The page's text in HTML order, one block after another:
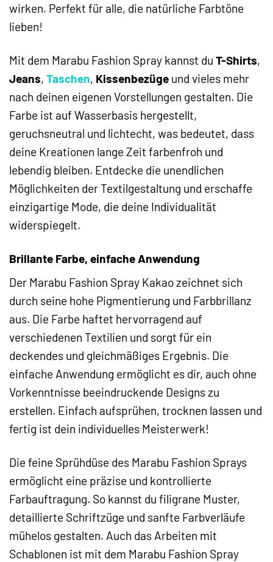
wirken. Perfekt für alle, die natürliche Farbtöne
lieben!
Mit dem Marabu Fashion Spray kannst du T-Shirts,
Jeans, Taschen, Kissenbezüge und vieles mehr
nach deinen eigenen Vorstellungen gestalten. Die
Farbe ist auf Wasserbasis hergestellt,
geruchsneutral und lichtecht, was bedeutet, dass
deine Kreationen lange Zeit farbenfroh und
lebendig bleiben. Entdecke die unendlichen
Möglichkeiten der Textilgestaltung und erschaffe
einzigartige Mode, die deine Individualität
widerspiegelt.
Brillante Farbe, einfache Anwendung
Der Marabu Fashion Spray Kakao zeichnet sich
durch seine hohe Pigmentierung und Farbbrillanz
aus. Die Farbe haftet hervorragend auf
verschiedenen Textilien und sorgt für ein
deckendes und gleichmäßiges Ergebnis. Die
einfache Anwendung ermöglicht es dir, auch ohne
Vorkenntnisse beeindruckende Designs zu
erstellen. Einfach aufsprühen, trocknen lassen und
fertig ist dein individuelles Meisterwerk!
Die feine Sprühdüse des Marabu Fashion Sprays
ermöglicht eine präzise und kontrollierte
Farbauftragung. So kannst du filigrane Muster,
detaillierte Schriftzüge und sanfte Farbverläufe
mühelos gestalten. Auch das Arbeiten mit
Schablonen ist mit dem Marabu Fashion Spray